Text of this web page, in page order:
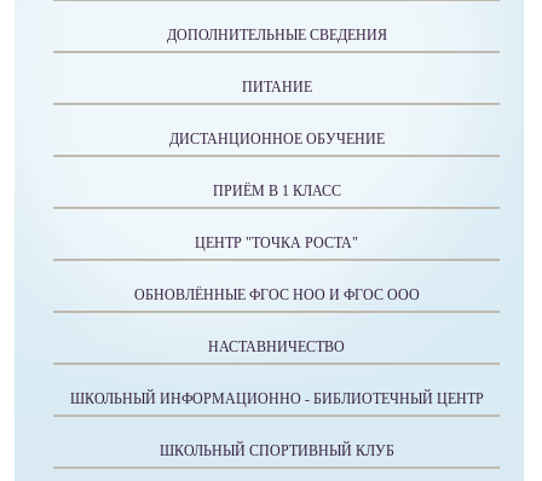
ДОПОЛНИТЕЛЬНЫЕ СВЕДЕНИЯ
ПИТАНИЕ
ДИСТАНЦИОННОЕ ОБУЧЕНИЕ
ПРИЁМ В 1 КЛАСС
ЦЕНТР "ТОЧКА РОСТА"
ОБНОВЛЁННЫЕ ФГОС НОО И ФГОС ООО
НАСТАВНИЧЕСТВО
ШКОЛЬНЫЙ ИНФОРМАЦИОННО - БИБЛИОТЕЧНЫЙ ЦЕНТР
ШКОЛЬНЫЙ СПОРТИВНЫЙ КЛУБ